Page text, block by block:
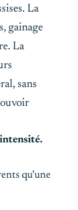
La
gainage
La
sans
qu’une